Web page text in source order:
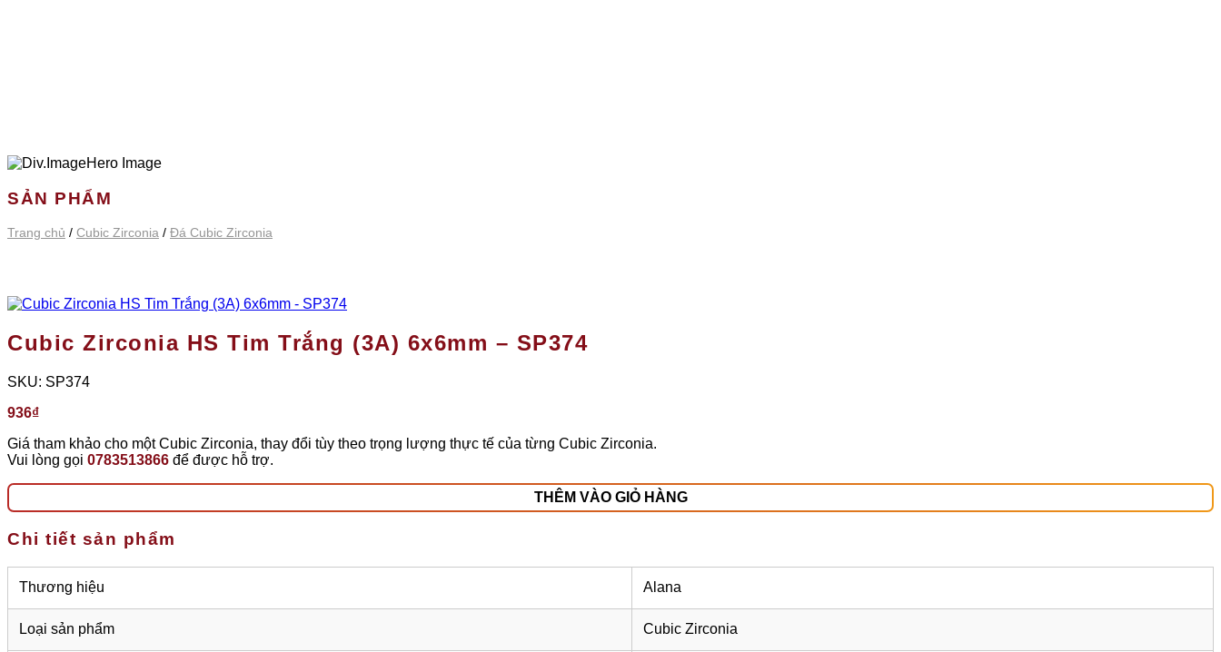
SẢN PHẨM
Trang chủ / Cubic Zirconia / Đá Cubic Zirconia
Cubic Zirconia HS Tim Trắng (3A) 6x6mm – SP374
SKU: SP374
936₫
Giá tham khảo cho một Cubic Zirconia, thay đổi tùy theo trọng lượng thực tế của từng Cubic Zirconia.
Vui lòng gọi 0783513866 để được hỗ trợ.
THÊM VÀO GIỎ HÀNG
Chi tiết sản phẩm
Thương hiệu Alana
Loại sản phẩm Cubic Zirconia